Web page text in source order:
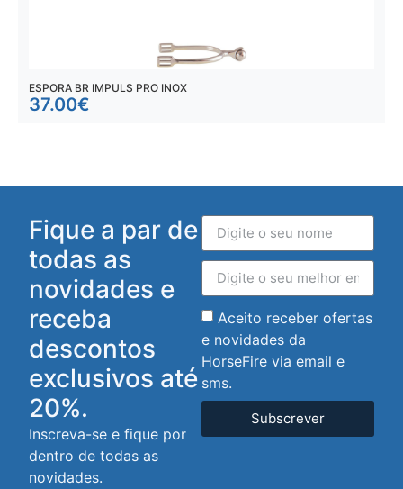
ESPORA BR IMPULS PRO INOX
37.00€
Fique a par de
todas as
novidades e
receba
descontos
exclusivos até
20%.
Inscreva-se e fique por
dentro de todas as
novidades.
Aceito receber ofertas
e novidades da
HorseFire via email e
sms.
Subscrever